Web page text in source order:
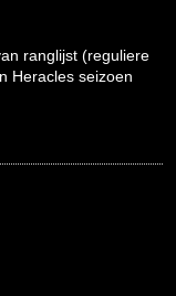
ranglijst (reguliere
Heracles seizoen